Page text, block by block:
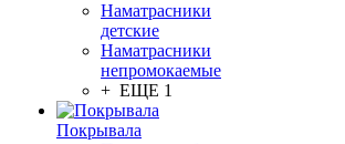
Наматрасники
детские
Наматрасники
непромокаемые
+ ЕЩЕ 1
Покрывала